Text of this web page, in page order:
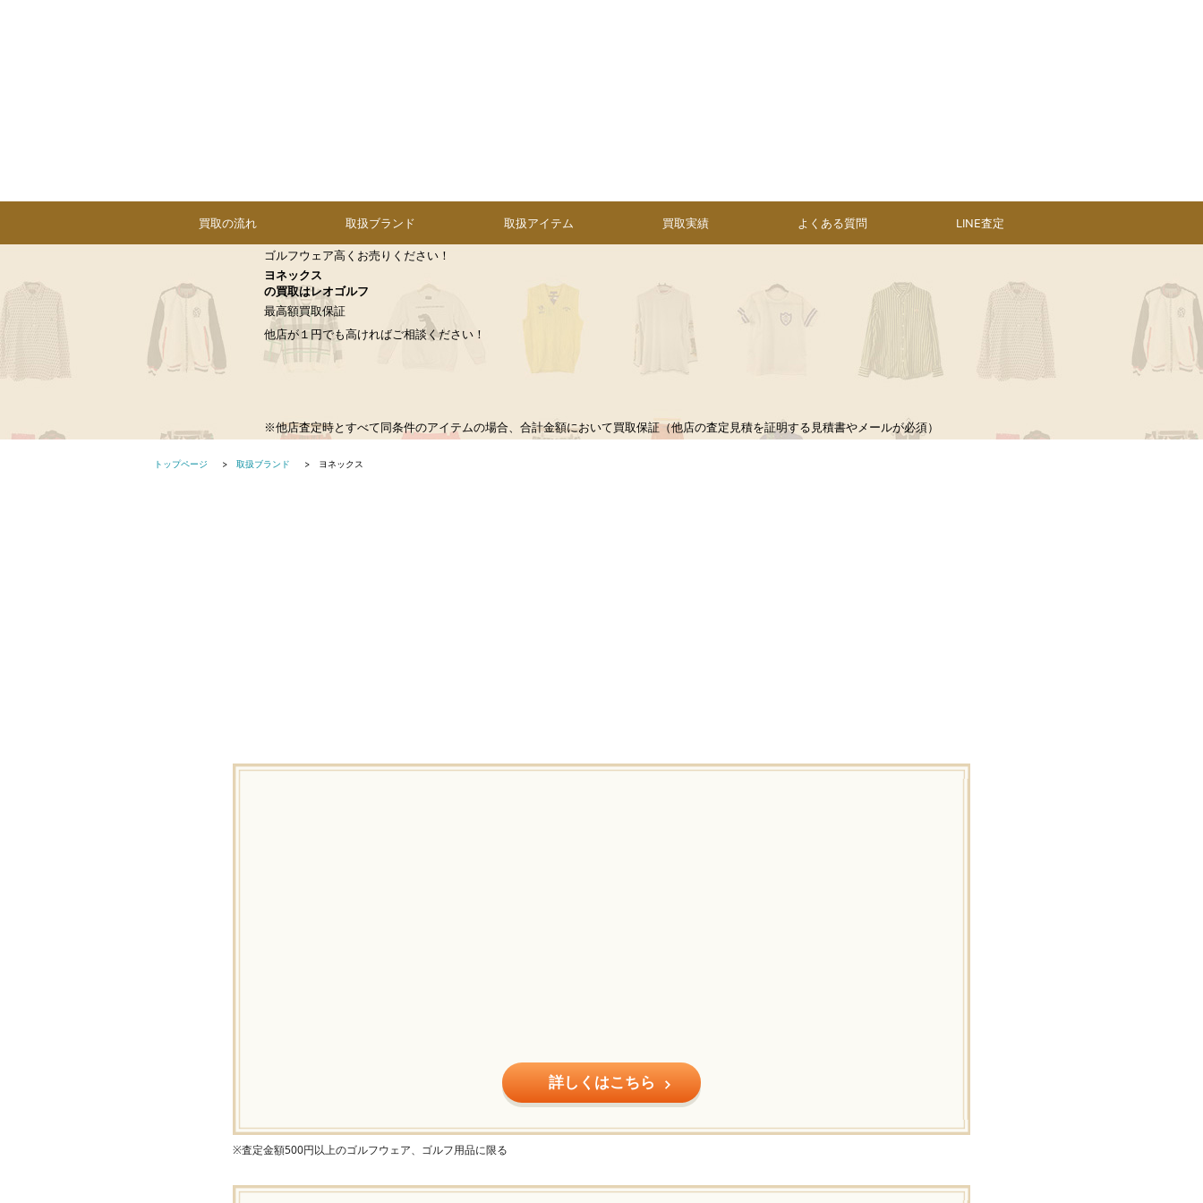
買取の流れ 取扱ブランド 取扱アイテム 買取実績 よくある質問 LINE査定
ゴルフウェア高くお売りください！
ヨネックス
の買取はレオゴルフ
最高額買取保証
他店が１円でも高ければご相談ください！
※他店査定時とすべて同条件のアイテムの場合、合計金額において買取保証（他店の査定見積を証明する見積書やメールが必須）
トップページ 取扱ブランド ヨネックス
詳しくはこちら
※査定金額500円以上のゴルフウェア、ゴルフ用品に限る